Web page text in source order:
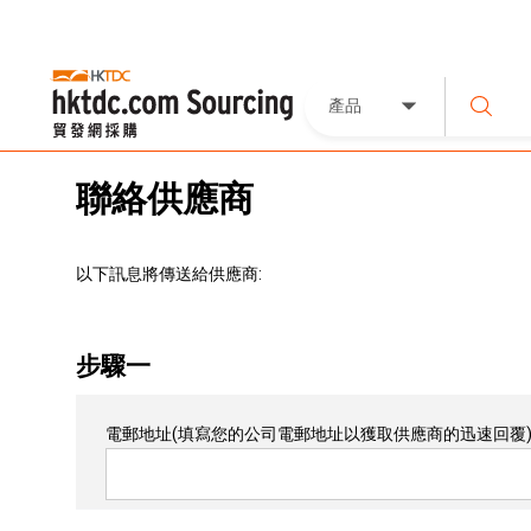
產品
聯絡供應商
以下訊息將傳送給供應商:
步驟一
電郵地址(填寫您的公司電郵地址以獲取供應商的迅速回覆)